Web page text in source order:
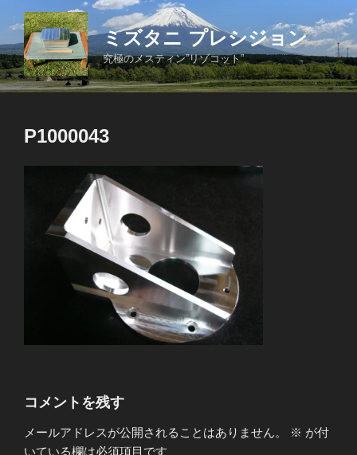
ン
テ
ン
ツ
ミズタニ プレシジョン
究極のメスティン”リゾコット”
P1000043
コメントを残す
メールアドレスが公開されることはありません。 ※ が付
いている欄は必須項目です